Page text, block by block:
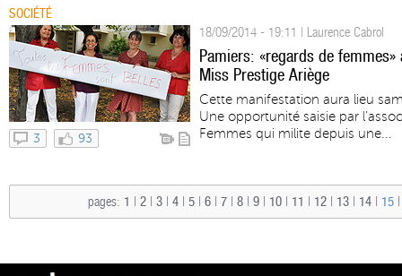
SOCIÉTÉ
3 93
18/09/2014 - 19:11 | Laurence Cabrol
Pamiers: «regards de
Miss Prestige Ariège
Cette manifestation aura lieu
Une opportunité saisie par
Femmes qui milite depuis une...
pages: 1 2 3 4 5 6 7 8 9 10 11 12 13 14 15